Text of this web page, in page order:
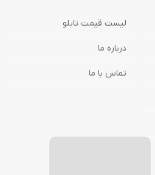
لیست قیمت تابلو
درباره ما
تماس با ما